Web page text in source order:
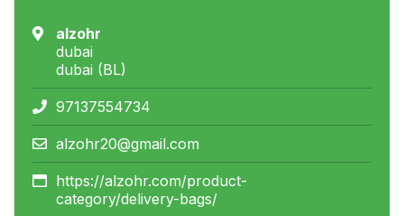
alzohr
dubai
dubai (BL)
97137554734
alzohr20@gmail.com
https://alzohr.com/product-
category/delivery-bags/